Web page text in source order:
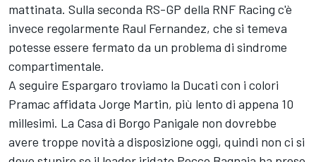
mattinata. Sulla seconda RS-GP della RNF Racing c'è
invece regolarmente Raul Fernandez, che si temeva
potesse essere fermato da un problema di sindrome
compartimentale.
A seguire Espargaro troviamo la Ducati con i colori
Pramac affidata Jorge Martin, più lento di appena 10
millesimi. La Casa di Borgo Panigale non dovrebbe
avere troppe novità a disposizione oggi, quindi non ci si